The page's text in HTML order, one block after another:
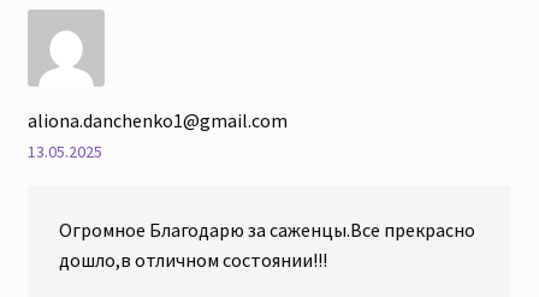
aliona.danchenko1@gmail.com
13.05.2025
Огромное Благодарю за саженцы.Все прекрасно
дошло,в отличном состоянии!!!